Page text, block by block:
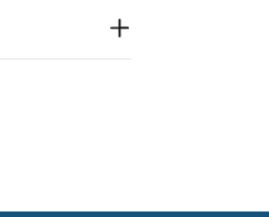
Déplier